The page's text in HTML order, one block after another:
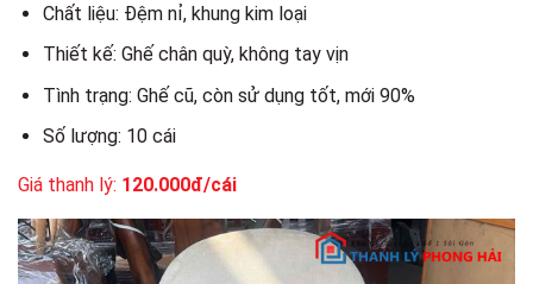
Chất liệu: Đệm nỉ, khung kim loại
Thiết kế: Ghế chân quỳ, không tay vịn
Tình trạng: Ghế cũ, còn sử dụng tốt, mới 90%
Số lượng: 10 cái
Giá thanh lý: 120.000đ/cái